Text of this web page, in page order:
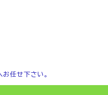
任せ下さい。